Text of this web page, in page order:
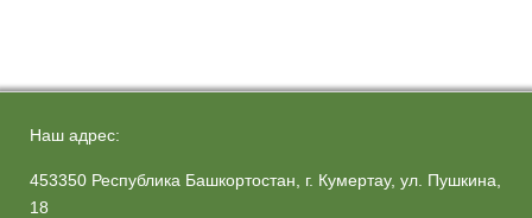
Наш адрес:
453350 Республика Башкортостан, г. Кумертау, ул. Пушкина,
18